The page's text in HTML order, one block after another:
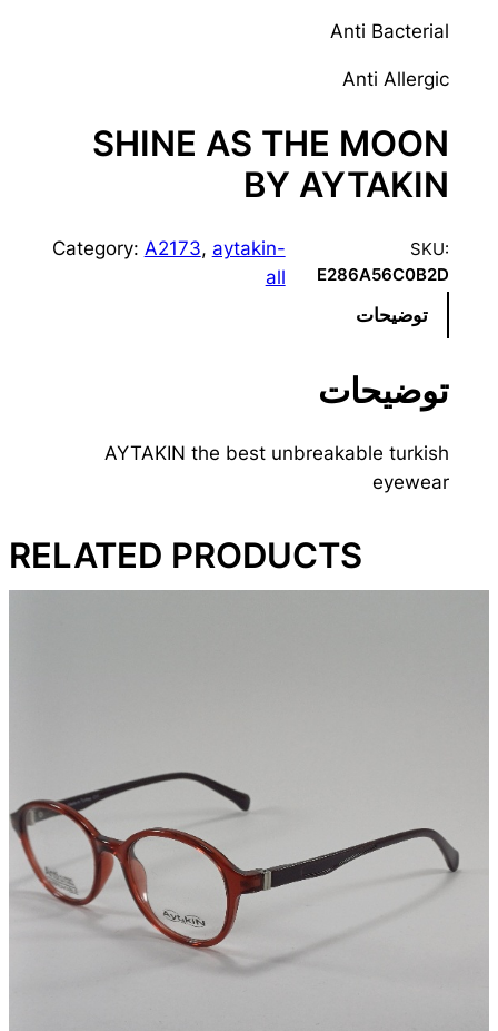
Anti Bacterial
Anti Allergic
SHINE AS THE MOON
BY AYTAKIN
SKU:
E286A56C0B2D
Category: A2173, aytakin-
all
توضیحات
توضیحات
AYTAKIN the best unbreakable turkish
eyewear
RELATED PRODUCTS